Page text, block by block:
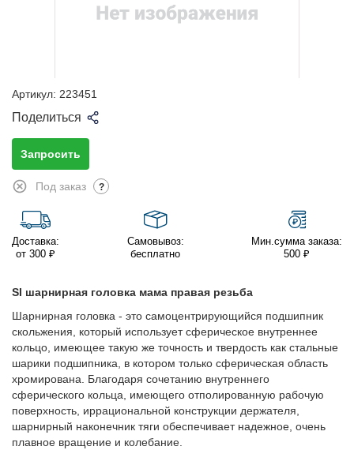
Артикул: 223451
Поделиться
Запросить
Под заказ ?
Доставка:
от 300 ₽
Самовывоз:
бесплатно
Мин.сумма заказа:
500 ₽
SI шарнирная головка мама правая резьба
Шарнирная головка - это самоцентрирующийся подшипник
скольжения, который использует сферическое внутреннее
кольцо, имеющее такую же точность и твердость как стальные
шарики подшипника, в котором только сферическая область
хромирована. Благодаря сочетанию внутреннего
сферического кольца, имеющего отполированную рабочую
поверхность, иррациональной конструкции держателя,
шарнирный наконечник тяги обеспечивает надежное, очень
плавное вращение и колебание.